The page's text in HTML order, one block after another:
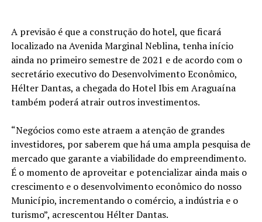
A previsão é que a construção do hotel, que ficará
localizado na Avenida Marginal Neblina, tenha início
ainda no primeiro semestre de 2021 e de acordo com o
secretário executivo do Desenvolvimento Econômico,
Hélter Dantas, a chegada do Hotel Ibis em Araguaína
também poderá atrair outros investimentos.
“Negócios como este atraem a atenção de grandes
investidores, por saberem que há uma ampla pesquisa de
mercado que garante a viabilidade do empreendimento.
É o momento de aproveitar e potencializar ainda mais o
crescimento e o desenvolvimento econômico do nosso
Município, incrementando o comércio, a indústria e o
turismo”, acrescentou Hélter Dantas.